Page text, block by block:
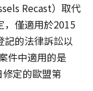
Recast）取代
，僅適用於2015
記的法律訴訟以
件中適用的是
修定的歐盟第